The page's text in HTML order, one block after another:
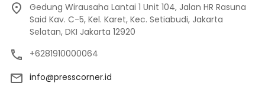
Gedung Wirausaha Lantai 1 Unit 104, Jalan HR Rasuna
Said Kav. C-5, Kel. Karet, Kec. Setiabudi, Jakarta
Selatan, DKI Jakarta 12920
+6281910000064
info@presscorner.id